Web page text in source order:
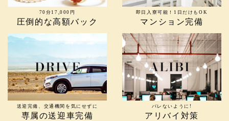
70分17,000円
圧倒的な高額バック
即日入寮可能！1日だけもOK
マンション完備
送迎完備、交通機関を気にせずに
専属の送迎車完備
バレないように!
アリバイ対策